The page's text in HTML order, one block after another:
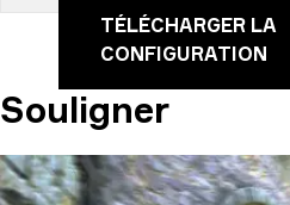
TÉLÉCHARGER LA
CONFIGURATION
Souligner